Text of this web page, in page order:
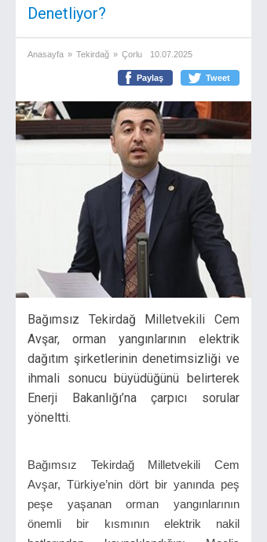
Denetliyor?
Anasayfa » Tekirdağ » Çorlu 10.07.2025
Paylaş Tweet
Bağımsız Tekirdağ Milletvekili Cem
Avşar, orman yangınlarının elektrik
dağıtım şirketlerinin denetimsizliği ve
ihmali sonucu büyüdüğünü belirterek
Enerji Bakanlığı’na çarpıcı sorular
yöneltti.
Bağımsız Tekirdağ Milletvekili Cem
Avşar, Türkiye’nin dört bir yanında peş
peşe yaşanan orman yangınlarının
önemli bir kısmının elektrik nakil